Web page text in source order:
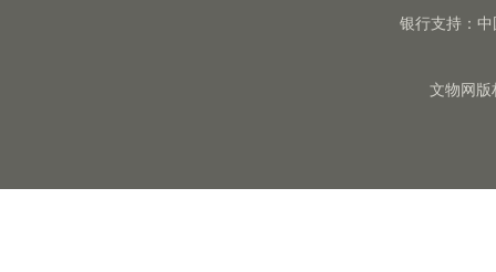
银行支持：
文物网